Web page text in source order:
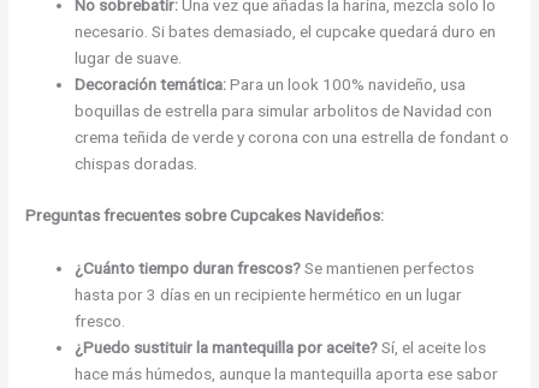
No sobrebatir:Una vez que añadas la harina, mezcla solo lo
necesario. Si bates demasiado, el cupcake quedará duro en
lugar de suave.
Decoración temática:Para un look 100% navideño, usa
boquillas de estrella para simular arbolitos de Navidad con
crema teñida de verde y corona con una estrella de fondant o
chispas doradas.
Preguntas frecuentes sobre Cupcakes Navideños:
¿Cuánto tiempo duran frescos?Se mantienen perfectos
hasta por 3 días en un recipiente hermético en un lugar
fresco.
¿Puedo sustituir la mantequilla por aceite?Sí, el aceite los
hace más húmedos, aunque la mantequilla aporta ese sabor